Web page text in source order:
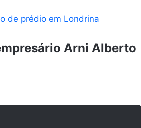
de prédio em Londrina
Arni Alberto